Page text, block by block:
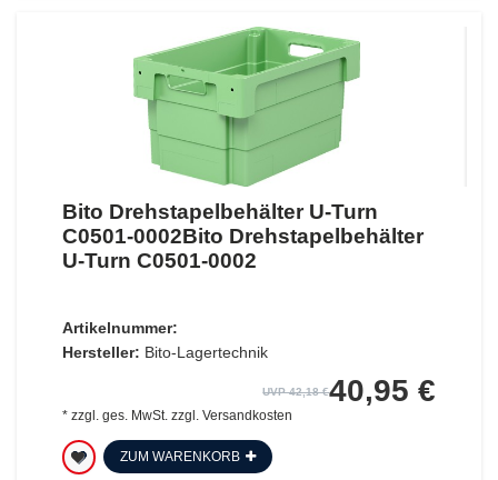
Bito Drehstapelbehälter U-Turn
C0501-0002Bito Drehstapelbehälter
U-Turn C0501-0002
Artikelnummer:
Hersteller: Bito-Lagertechnik
UVP 42,18 €40,95 €
* zzgl. ges. MwSt.zzgl. Versandkosten
ZUM WARENKORB